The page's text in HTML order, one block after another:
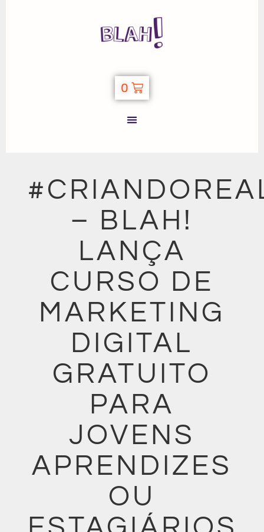
0
– BLAH!
LANÇA
CURSO DE
MARKETING
DIGITAL
GRATUITO
PARA
JOVENS
APRENDIZES
OU